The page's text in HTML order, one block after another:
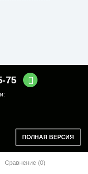
Сравнение 0
75
ПОЛНАЯ ВЕРСИЯ